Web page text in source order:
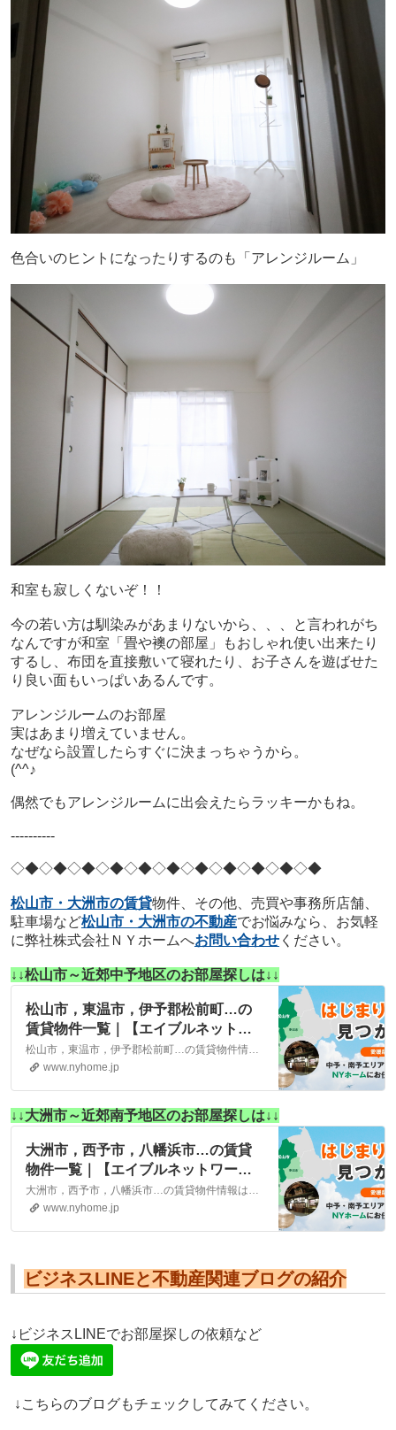
色合いのヒントになったりするのも「アレンジルーム」
和室も寂しくないぞ！！
今の若い方は馴染みがあまりないから、、、と言われがち
なんですが和室「畳や襖の部屋」もおしゃれ使い出来たり
するし、布団を直接敷いて寝れたり、お子さんを遊ばせた
り良い面もいっぱいあるんです。
アレンジルームのお部屋
実はあまり増えていません。
なぜなら設置したらすぐに決まっちゃうから。
(^^♪
偶然でもアレンジルームに出会えたらラッキーかもね。
----------
◇◆◇◆◇◆◇◆◇◆◇◆◇◆◇◆◇◆◇◆◇◆
松山市・大洲市の賃貸物件、その他、売買や事務所店舗、
駐車場など松山市・大洲市の不動産でお悩みなら、お気軽
に弊社株式会社ＮＹホームへお問い合わせください。
↓↓松山市～近郊中予地区のお部屋探しは↓↓
松山市，東温市，伊予郡松前町…の
賃貸物件一覧｜【エイブルネットワ
ーク】(株)NYホーム 松山市・大洲
市の賃貸・不動産
松山市，東温市，伊予郡松前町…の賃貸物件情報は、こちらに掲載しております。株式会社NYホームが自信を持ってご紹介する物件ばかりとなっております。お客様のニーズにそった物件が見つかりましたら、弊社までお気軽にお問い合わせください。
www.nyhome.jp
↓↓大洲市～近郊南予地区のお部屋探しは↓↓
大洲市，西予市，八幡浜市…の賃貸
物件一覧｜【エイブルネットワー
ク】(株)NYホーム 松山市・大洲市
の賃貸・不動産
大洲市，西予市，八幡浜市…の賃貸物件情報は、こちらに掲載しております。株式会社NYホームが自信を持ってご紹介する物件ばかりとなっております。お客様のニーズにそった物件が見つかりましたら、弊社までお気軽にお問い合わせください。
www.nyhome.jp
ビジネスLINEと不動産関連ブログの紹介
↓ビジネスLINEでお部屋探しの依頼など
↓こちらのブログもチェックしてみてください。